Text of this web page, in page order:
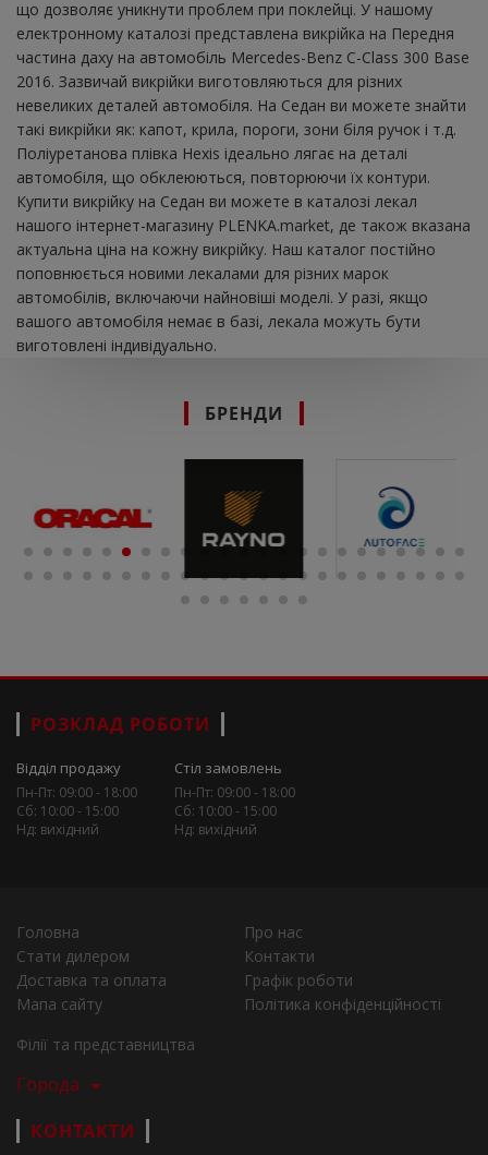
що дозволяє уникнути проблем при поклейці. У нашому
електронному каталозі представлена ​​викрійка на Передня
частина даху на автомобіль Mercedes-Benz C-Class 300 Base
2016. Зазвичай викрійки виготовляються для різних
невеликих деталей автомобіля. На Седан ви можете знайти
такі викрійки як: капот, крила, пороги, зони біля ручок і т.д.
Поліуретанова плівка Hexis ідеально лягає на деталі
автомобіля, що обклеюються, повторюючи їх контури.
Купити викрійку на Седан ви можете в каталозі лекал
нашого інтернет-магазину PLENKA.market, де також вказана
актуальна ціна на кожну викрійку. Наш каталог постійно
поповнюється новими лекалами для різних марок
автомобілів, включаючи найновіші моделі. У разі, якщо
вашого автомобіля немає в базі, лекала можуть бути
виготовлені індивідуально.
БРЕНДИ
РОЗКЛАД РОБОТИ
Відділ продажу
Пн-Пт: 09:00 - 18:00
Сб: 10:00 - 15:00
Нд: вихідний
Стіл замовлень
Пн-Пт: 09:00 - 18:00
Сб: 10:00 - 15:00
Нд: вихідний
Головна
Про нас
Стати дилером
Контакти
Доставка та оплата
Графік роботи
Мапа сайту
Політика конфіденційності
Філії та представництва
Города
КОНТАКТИ